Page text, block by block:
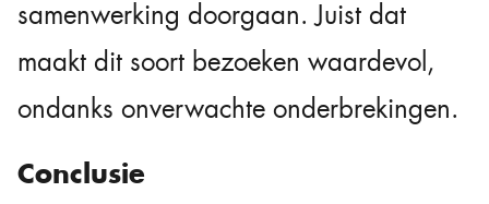
samenwerking doorgaan. Juist dat
maakt dit soort bezoeken waardevol,
ondanks onverwachte onderbrekingen.
Conclusie